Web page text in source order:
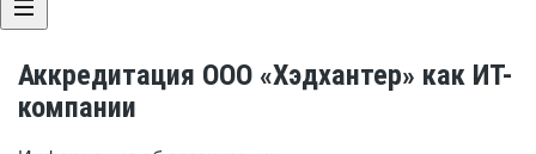
Аккредитация ООО «Хэдхантер» как ИТ-
компании